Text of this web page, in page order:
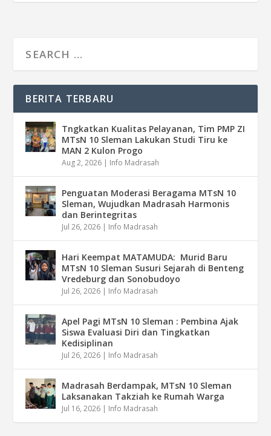
BERITA TERBARU
Tngkatkan Kualitas Pelayanan, Tim PMP ZI
MTsN 10 Sleman Lakukan Studi Tiru ke
MAN 2 Kulon Progo
Aug 2, 2026 | Info Madrasah
Penguatan Moderasi Beragama MTsN 10
Sleman, Wujudkan Madrasah Harmonis
dan Berintegritas
Jul 26, 2026 | Info Madrasah
Hari Keempat MATAMUDA: Murid Baru
MTsN 10 Sleman Susuri Sejarah di Benteng
Vredeburg dan Sonobudoyo
Jul 26, 2026 | Info Madrasah
Apel Pagi MTsN 10 Sleman : Pembina Ajak
Siswa Evaluasi Diri dan Tingkatkan
Kedisiplinan
Jul 26, 2026 | Info Madrasah
Madrasah Berdampak, MTsN 10 Sleman
Laksanakan Takziah ke Rumah Warga
Jul 16, 2026 | Info Madrasah